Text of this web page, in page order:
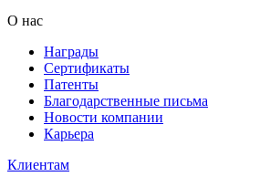
О нас
Награды
Сертификаты
Патенты
Благодарственные письма
Новости компании
Карьера
Клиентам